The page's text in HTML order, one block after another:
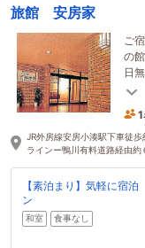
旅館 安房家
ご
の
日
嬉
JR外房線安房小湊駅下車徒
ラインー鴨川有料道路経由約
【素泊まり】気軽に宿
ン
和室 食事なし